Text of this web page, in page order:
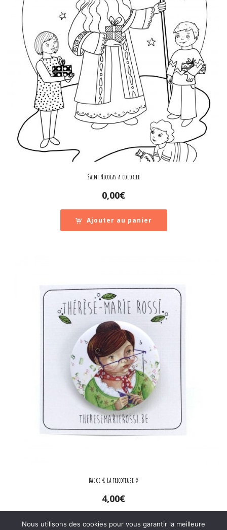
Saint Nicolas à colorier
0,00€
Ajouter au panier
Badge « La tricoteuse »
4,00€
Ajouter au panier
Nous utilisons des cookies pour vous garantir la meilleure